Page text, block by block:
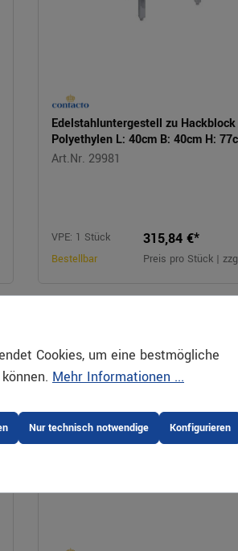
Edelstahluntergestell zu
Polyethylen L: 40cm B: 40cm H:
Art.Nr. 29981
VPE: 1 Stück
Bestellbar
315,84 €*
Preis pro Stück |
Cookies, um eine bestmögliche
Mehr Informationen ...
Nur technisch notwendige Konfigurieren